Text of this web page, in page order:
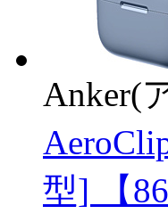
Anker(
型] 【